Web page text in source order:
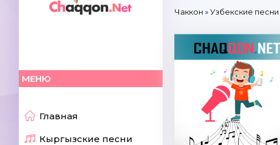
МЕНЮ
Главная
Кыргызские песни
Чаккон »Узбекские песни